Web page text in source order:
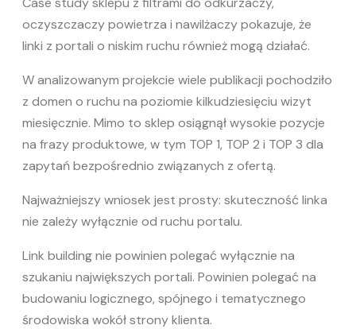
oczyszczaczy powietrza i nawilżaczy pokazuje, że
linki z portali o niskim ruchu również mogą działać.
W analizowanym projekcie wiele publikacji pochodziło
z domen o ruchu na poziomie kilkudziesięciu wizyt
miesięcznie. Mimo to sklep osiągnął wysokie pozycje
na frazy produktowe, w tym TOP 1, TOP 2 i TOP 3 dla
zapytań bezpośrednio związanych z ofertą.
Najważniejszy wniosek jest prosty: skuteczność linka
nie zależy wyłącznie od ruchu portalu.
Link building nie powinien polegać wyłącznie na
szukaniu największych portali. Powinien polegać na
budowaniu logicznego, spójnego i tematycznego
środowiska wokół strony klienta.